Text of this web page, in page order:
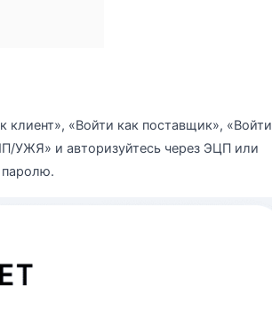
клиент», «Войти как поставщик», «Войти
УЖЯ» и авторизуйтесь через ЭЦП или
паролю.